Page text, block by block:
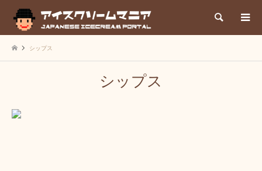
検索
シップス
シップス